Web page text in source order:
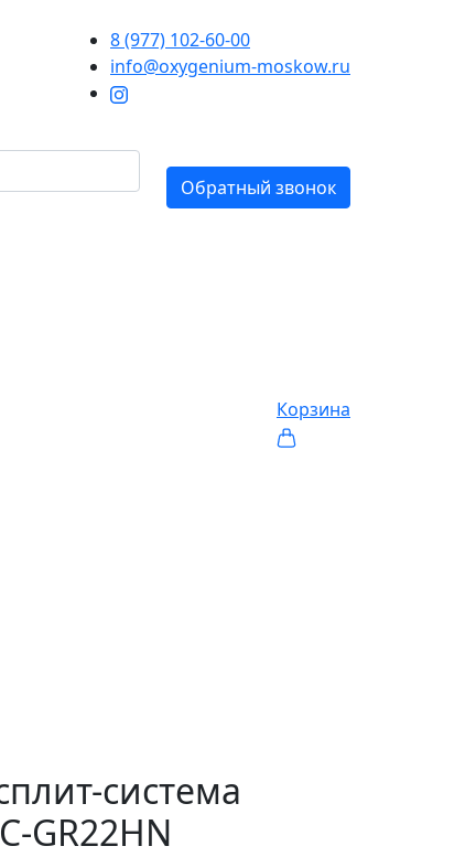
8 (977) 102-60-00
info@oxygenium-moskow.ru
Обратный звонок
Корзина
система
GR22HN